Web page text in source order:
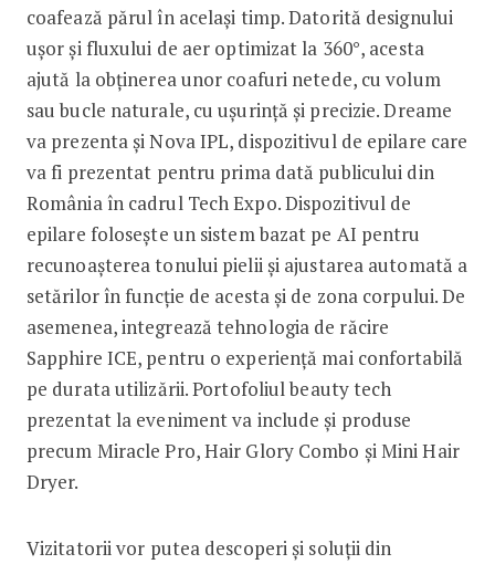
coafează părul în același timp. Datorită designului
ușor și fluxului de aer optimizat la 360°, acesta
ajută la obținerea unor coafuri netede, cu volum
sau bucle naturale, cu ușurință și precizie. Dreame
va prezenta și Nova IPL, dispozitivul de epilare care
va fi prezentat pentru prima dată publicului din
România în cadrul Tech Expo. Dispozitivul de
epilare folosește un sistem bazat pe AI pentru
recunoașterea tonului pielii și ajustarea automată a
setărilor în funcție de acesta și de zona corpului. De
asemenea, integrează tehnologia de răcire
Sapphire ICE, pentru o experiență mai confortabilă
pe durata utilizării. Portofoliul beauty tech
prezentat la eveniment va include și produse
precum Miracle Pro, Hair Glory Combo și Mini Hair
Dryer.
Vizitatorii vor putea descoperi și soluții din